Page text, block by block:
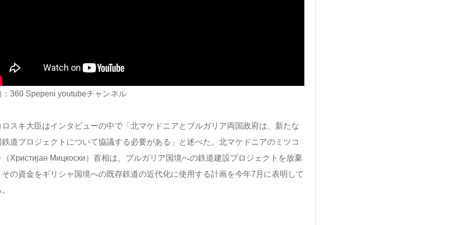
：360 Spepeni youtubeチャンネル
ロスキ大臣はインタビューの中で「北マケドニアとブルガリア両国政府は、新たな
鉄道プロジェクトについて協議する必要がある」と述べた。北マケドニアのミツコ
（Христијан Мицкоски）首相は、ブルガリア国境への鉄道建設プロジェクトを放棄
その資金をギリシャ国境への既存鉄道の近代化に使用する計画を今年7月に表明して
。